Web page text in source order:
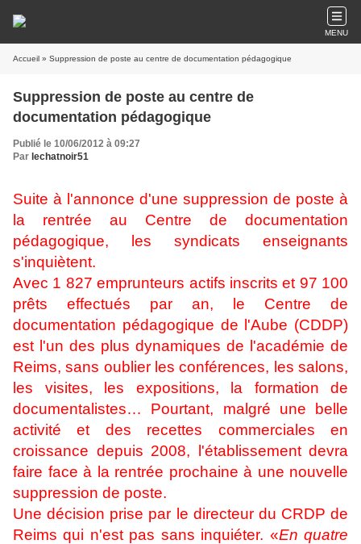
MENU
Accueil » Suppression de poste au centre de documentation pédagogique
Suppression de poste au centre de
documentation pédagogique
Publié le 10/06/2012 à 09:27
Par lechatnoir51
Suite à l'annonce d'une suppression de poste à
la rentrée au Centre de documentation
pédagogique, les syndicats enseignants
s'inquiètent.
Avec 1 827 emprunteurs actifs inscrits et 97 100
prêts effectués par an, le Centre de
documentation pédagogique de l'Aube (CDDP)
est l'un des plus dynamiques de l'académie de
Reims, sans oublier les conférences, les salons,
les visites, les expositions, la formation de
documentalistes… Pourtant, malgré une belle
activité et des recettes commerciales en
croissance depuis 2008, l'établissement devra
faire face à la rentrée prochaine à une nouvelle
suppression de poste.
Une décision prise par le directeur du CRDP de
Reims qui n'est pas sans inquiéter. «En quatre